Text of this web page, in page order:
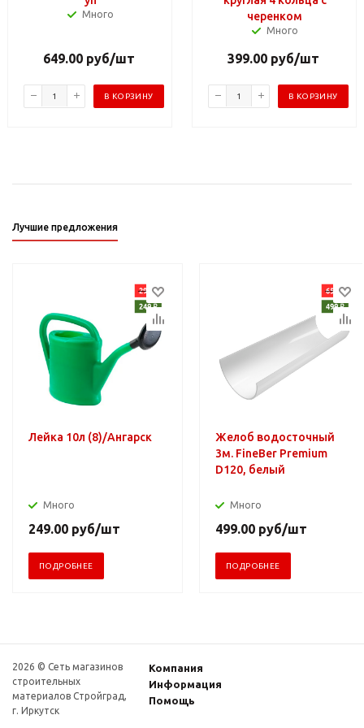
Много
649.00руб/шт
В КОРЗИНУ
черенком
Много
399.00руб/шт
В КОРЗИНУ
Лучшие предложения
Лейка 10л (8)/Ангарск
Много
249.00 руб/шт
ПОДРОБНЕЕ
Желоб водосточный
3м. FineBer Premium
D120, белый
Много
499.00 руб/шт
ПОДРОБНЕЕ
2026 © Сеть магазинов
строительных
материалов Стройград,
г. Иркутск
Компания
Информация
Помощь